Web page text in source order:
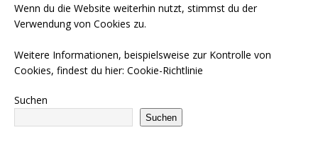
Wenn du die Website weiterhin nutzt, stimmst du der
Verwendung von Cookies zu.
Weitere Informationen, beispielsweise zur Kontrolle von
Cookies, findest du hier: Cookie-Richtlinie
Suchen
Suchen